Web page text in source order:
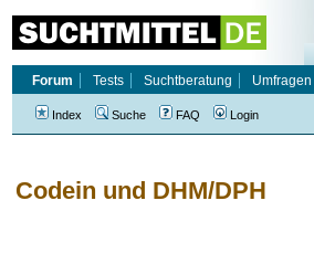
Codein und DHM/DPH
Forum
Tests Suchtberatung Umfragen
Index Suche FAQ Login